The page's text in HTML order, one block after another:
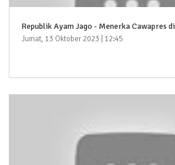
Republik Ayam Jago - Menerka Cawapres
Jumat, 13 Oktober 2023 | 12:45